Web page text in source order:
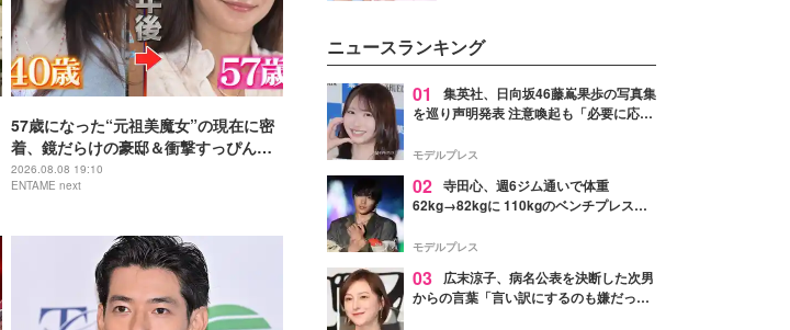
57歳になった“元祖美魔女”の現在に密
着、鏡だらけの豪邸＆衝撃すっぴん姿
を披露
2026.08.08 19:10
ENTAME next
好さんを迎えて本音で女子会トー
ク。猛暑のお出かけを快適に過ご
すヒントや、2人が感動した夏の
生理の新常識にも迫りました。
ニュースランキング
01
集英社、日向坂46藤嶌果歩の写真集
を巡り声明発表 注意喚起も「必要に応じ
モデルプレス
02 寺田心、週6ジム通いで体重
62kg→82kgに 110kgのベンチプレス持
「かっこいい」と反響
モデルプレス
03
広末涼子、病名公表を決断した次男
からの言葉「言い訳にするのも嫌だっ